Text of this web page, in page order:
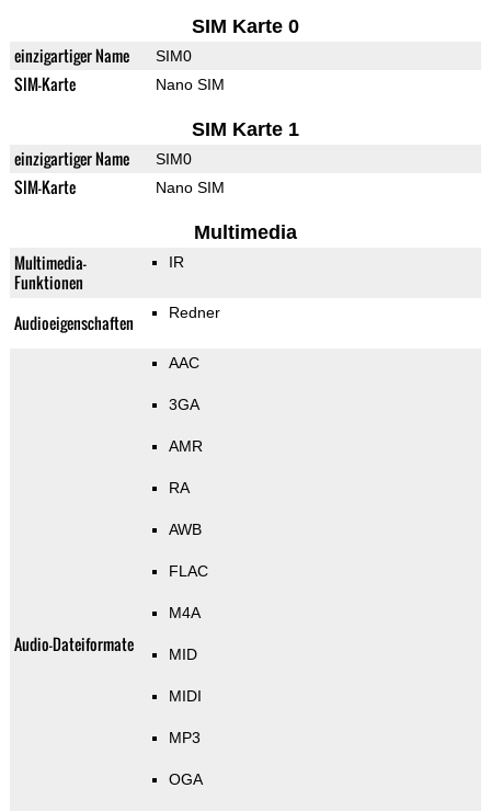
SIM Karte 0
einzigartiger Name SIM0
SIM-Karte Nano SIM
SIM Karte 1
einzigartiger Name SIM0
SIM-Karte Nano SIM
Multimedia
Multimedia-
Funktionen
IR
Audioeigenschaften Redner
Audio-Dateiformate
AAC
3GA
AMR
RA
AWB
FLAC
M4A
MID
MIDI
MP3
OGA